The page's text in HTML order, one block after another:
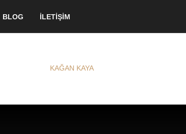
BLOG İLETİŞİM
KAĞAN KAYA